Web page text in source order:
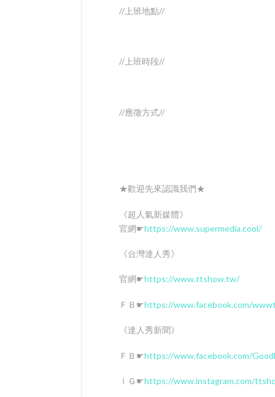
//上班地點//
//上班時段//
//應徵方式//
★歡迎先來認識我們★
《超人氣新媒體》
官網☛https://www.supermedia.cool/
《台灣達人秀》
官網☛https://www.ttshow.tw/
ＦＢ☛https://www.facebook.com/
《達人秀新聞》
ＦＢ☛https://www.facebook.com/
ＩＧ☛https://www.instagram.com/